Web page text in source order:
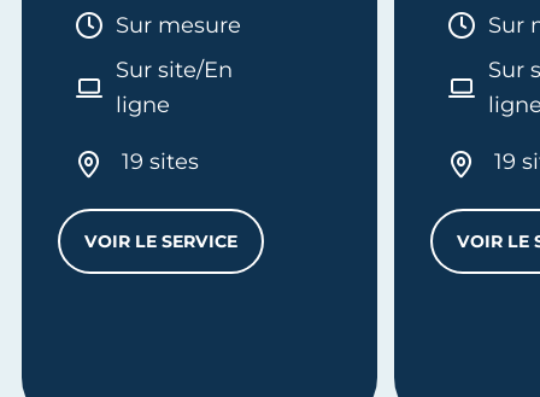
(EI/Micro-entreprise
Durée :
Sur mesure
Sur site/En
ligne
19 sites
VOIR LE SERVICEMES FORMALITÉS CLÉ EN MAIN -
Sur
Sur
19
VOIR LE